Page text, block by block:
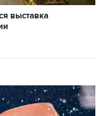
выставка